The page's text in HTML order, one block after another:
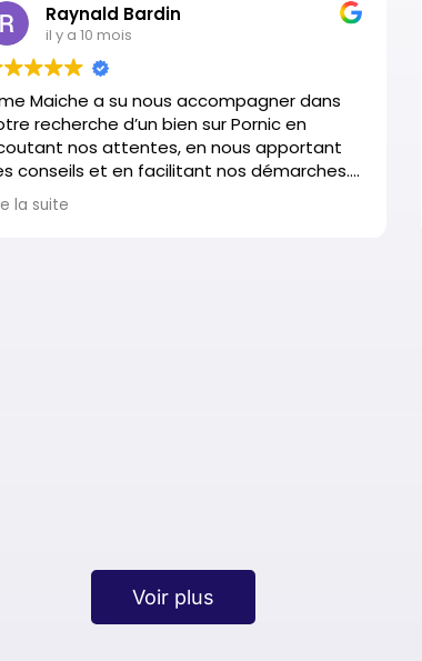
Raynald Bardin
il y a 10 mois
Maiche a su nous accompagner dans
recherche d’un bien sur Pornic en
nos attentes, en nous apportant
conseils et en facilitant nos démarches.
recommandons vivement cette
la suite
Voir plus